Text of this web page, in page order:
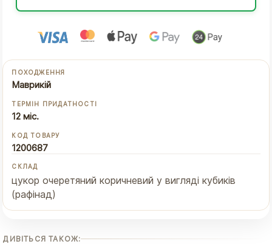
ПОХОДЖЕННЯ
Маврикій
ТЕРМІН ПРИДАТНОСТІ
12 міс.
КОД ТОВАРУ
1200687
СКЛАД
цукор очеретяний коричневий у вигляді кубиків
(рафінад)
ДИВІТЬСЯ ТАКОЖ: